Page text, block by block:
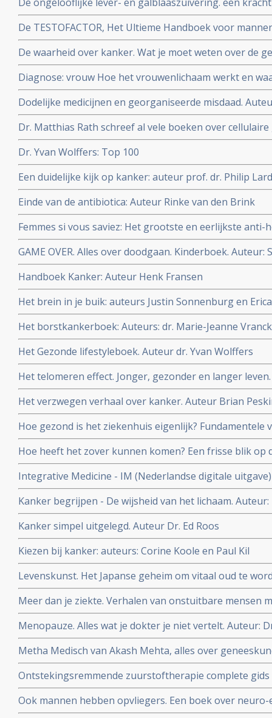
gezondheid en welzijn te optimaliseren. Auteur
De TESTOFACTOR, Het Ultieme Handboek voor
ir. Ralph Moorman
De waarheid over kanker. Wat je moet weten over de
behandeling en de preventie Auteur: Ty M. Bollinger
Diagnose: vrouw Hoe het vrouwenlichaam werkt en
Auteurs: WOMEN Inc.
Dodelijke medicijnen en georganiseerde misdaad.
farmaceutische industrie is door en door verrot
Dr. Matthias Rath schreef al vele boeken over
gezond blijven
Dr. Yvan Wolffers: Top 100
Een duidelijke kijk op kanker: auteur prof. dr. Philip
Einde van de antibiotica: Auteur Rinke van den Brink
Femmes si vous saviez: Het grootste en eerlijkste anti-
vrouwen zouden moeten weten over vooral de rol van
baarmoeder-, borst- en eierstokkanker. Maar ook
GAME OVER. Alles over doodgaan. Kinderboek. Auteur:
Quaegebeur. Dit boek legt uit wat we wél weten van
die niet meer verdwijnt. Voor kinderen vanaf 7 jaar.
Handboek Kanker: Auteur Henk Fransen
Het brein in je buik: auteurs Justin Sonnenburg en
Het borstkankerboek: Auteurs: dr. Marie-Jeanne
Oldenburg, Julia van Bohemen
Het Gezonde lifestyleboek. Auteur dr. Yvan Wolffers
Het telomeren effect. Jonger, gezonder en langer
en Elissa Epel
Het verzwegen verhaal over kanker. Auteur Brian
Hoe gezond is het ziekenhuis eigenlijk? Fundamentele
Auteur: oncologisch chirurg Schelto Kruijff
Hoe heeft het zover kunnen komen? Een frisse blik op
Peter Kapitein
Integrative Medicine - IM (Nederlandse digitale
Astrid Koppen.
Kanker begrijpen - De wijsheid van het lichaam.
Kanker simpel uitgelegd. Auteur Dr. Ed Roos
Kiezen bij kanker: auteurs: Corine Koole en Paul Kil
Levenskunst. Het Japanse geheim om vitaal oud te
Meer dan je ziekte. Verhalen van onstuitbare mensen
Bloem en Jan Heemskerk
Menopauze. Alles wat je dokter je niet vertelt. Auteur:
Metha Medisch van Akash Mehta, alles over
zakboekformaat. Topper voor studenten geneeskunde
Ontstekingsremmende zuurstoftherapie complete
gebruiken van natuurlijke zuurstoftherapie. Auteur
Ook mannen hebben opvliegers. Een boek over